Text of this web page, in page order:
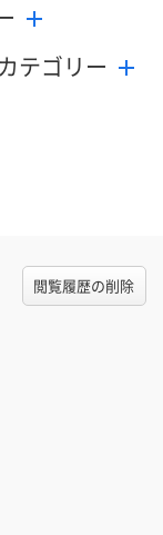
テゴリー
閲覧履歴の削除